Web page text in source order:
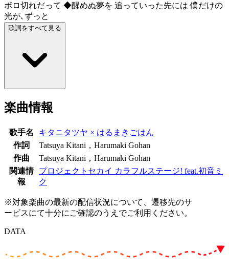
ボロ切れだって ◆醒めぬ夢を 追っていった先には 僕だけの
光が､ずっと
歌詞をすべて見る
楽曲情報
歌手名
キタニタツヤ × はるまきごはん
作詞
Tatsuya Kitani，Harumaki Gohan
作曲
Tatsuya Kitani，Harumaki Gohan
関連情
報
プロジェクトセカイ カラフルステージ! feat.初音ミ
ク
※対象楽曲の最新の配信状況について、遷移先のサ
ービスにて十分にご確認のうえでご利用ください。
DATA